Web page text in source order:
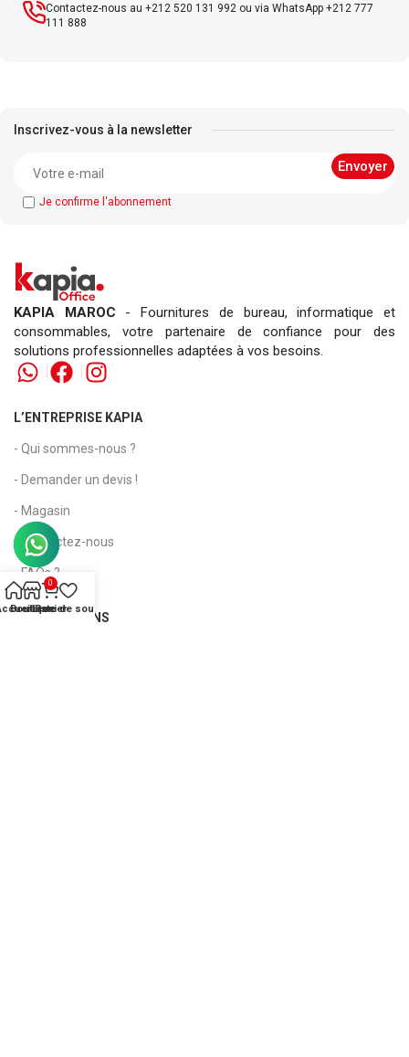
Contactez-nous au +212 520 131 992 ou via WhatsApp +212 777
111 888
Inscrivez-vous à la newsletter
Je confirme l'abonnement
KAPIA MAROC - Fournitures de bureau, informatique et
consommables, votre partenaire de confiance pour des
solutions professionnelles adaptées à vos besoins.
L’ENTREPRISE KAPIA
- Qui sommes-nous ?
- Demander un devis !
- Magasin
- Contactez-nous
- FAQs ?
INFORMATIONS
Boutique
0
Panier
Liste de souhaits